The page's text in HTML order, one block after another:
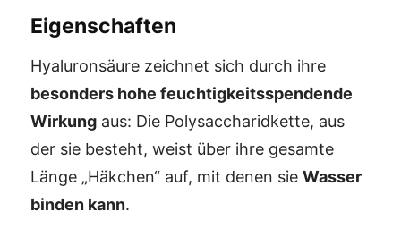
Eigenschaften
Hyaluronsäure zeichnet sich durch ihre
besonders hohe feuchtigkeitsspendende
Wirkung aus: Die Polysaccharidkette, aus
der sie besteht, weist über ihre gesamte
Länge „Häkchen“ auf, mit denen sie Wasser
binden kann.